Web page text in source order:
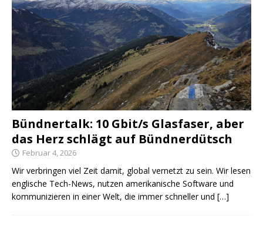
Bündnertalk: 10 Gbit/s Glasfaser, aber
das Herz schlägt auf Bündnerdütsch
Februar 4, 2026
Wir verbringen viel Zeit damit, global vernetzt zu sein. Wir lesen
englische Tech-News, nutzen amerikanische Software und
kommunizieren in einer Welt, die immer schneller und […]